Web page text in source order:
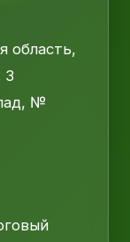
область,
3
№